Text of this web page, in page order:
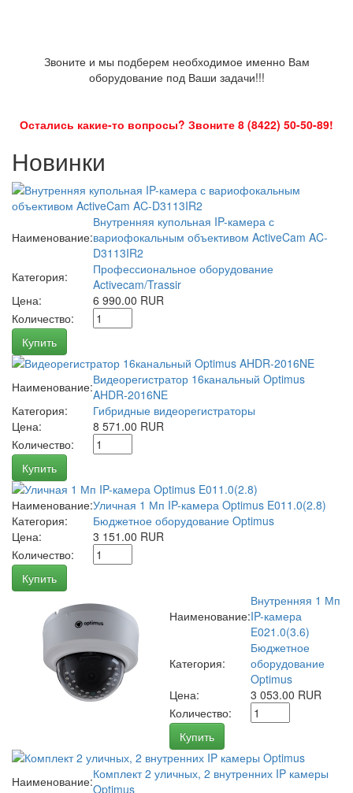
Звоните и мы подберем необходимое именно Вам
оборудование под Ваши задачи!!!
Остались какие-то вопросы? Звоните 8 (8422) 50-50-89!
Новинки
Наименование:
Внутренняя купольная IP-камера с
вариофокальным объективом ActiveCam AC-
D3113IR2
Категория:
Профессиональное оборудование
Activecam/Trassir
Цена:
6 990.00 RUR
Количество:
Купить
Наименование:Видеорегистратор 16канальный Optimus
AHDR-2016NE
Категория:
Гибридные видеорегистраторы
Цена:
8 571.00 RUR
Количество:
Купить
Наименование:Уличная 1 Мп IP-камера Optimus E011.0(2.8)
Категория:
Бюджетное оборудование Optimus
Цена:
3 151.00 RUR
Количество:
Купить
Наименование:
Внутренняя 1 Мп
IP-камера
E021.0(3.6)
Категория:
Бюджетное
оборудование
Optimus
Цена:
3 053.00 RUR
Количество:
Купить
Наименование:Комплект 2 уличных, 2 внутренних IP камеры
Optimus